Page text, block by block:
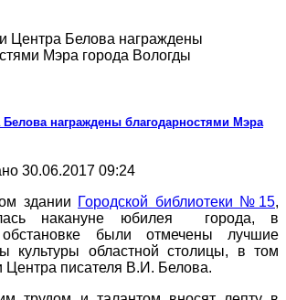
Центра Белова награждены
Мэра города Вологды
награждены благодарностями Мэра
30.06.2017 09:24
здании Городской библиотеки №15,
накануне юбилея города, в
обстановке были отмечены лучшие
культуры областной столицы, в том
Центра писателя В.И. Белова.